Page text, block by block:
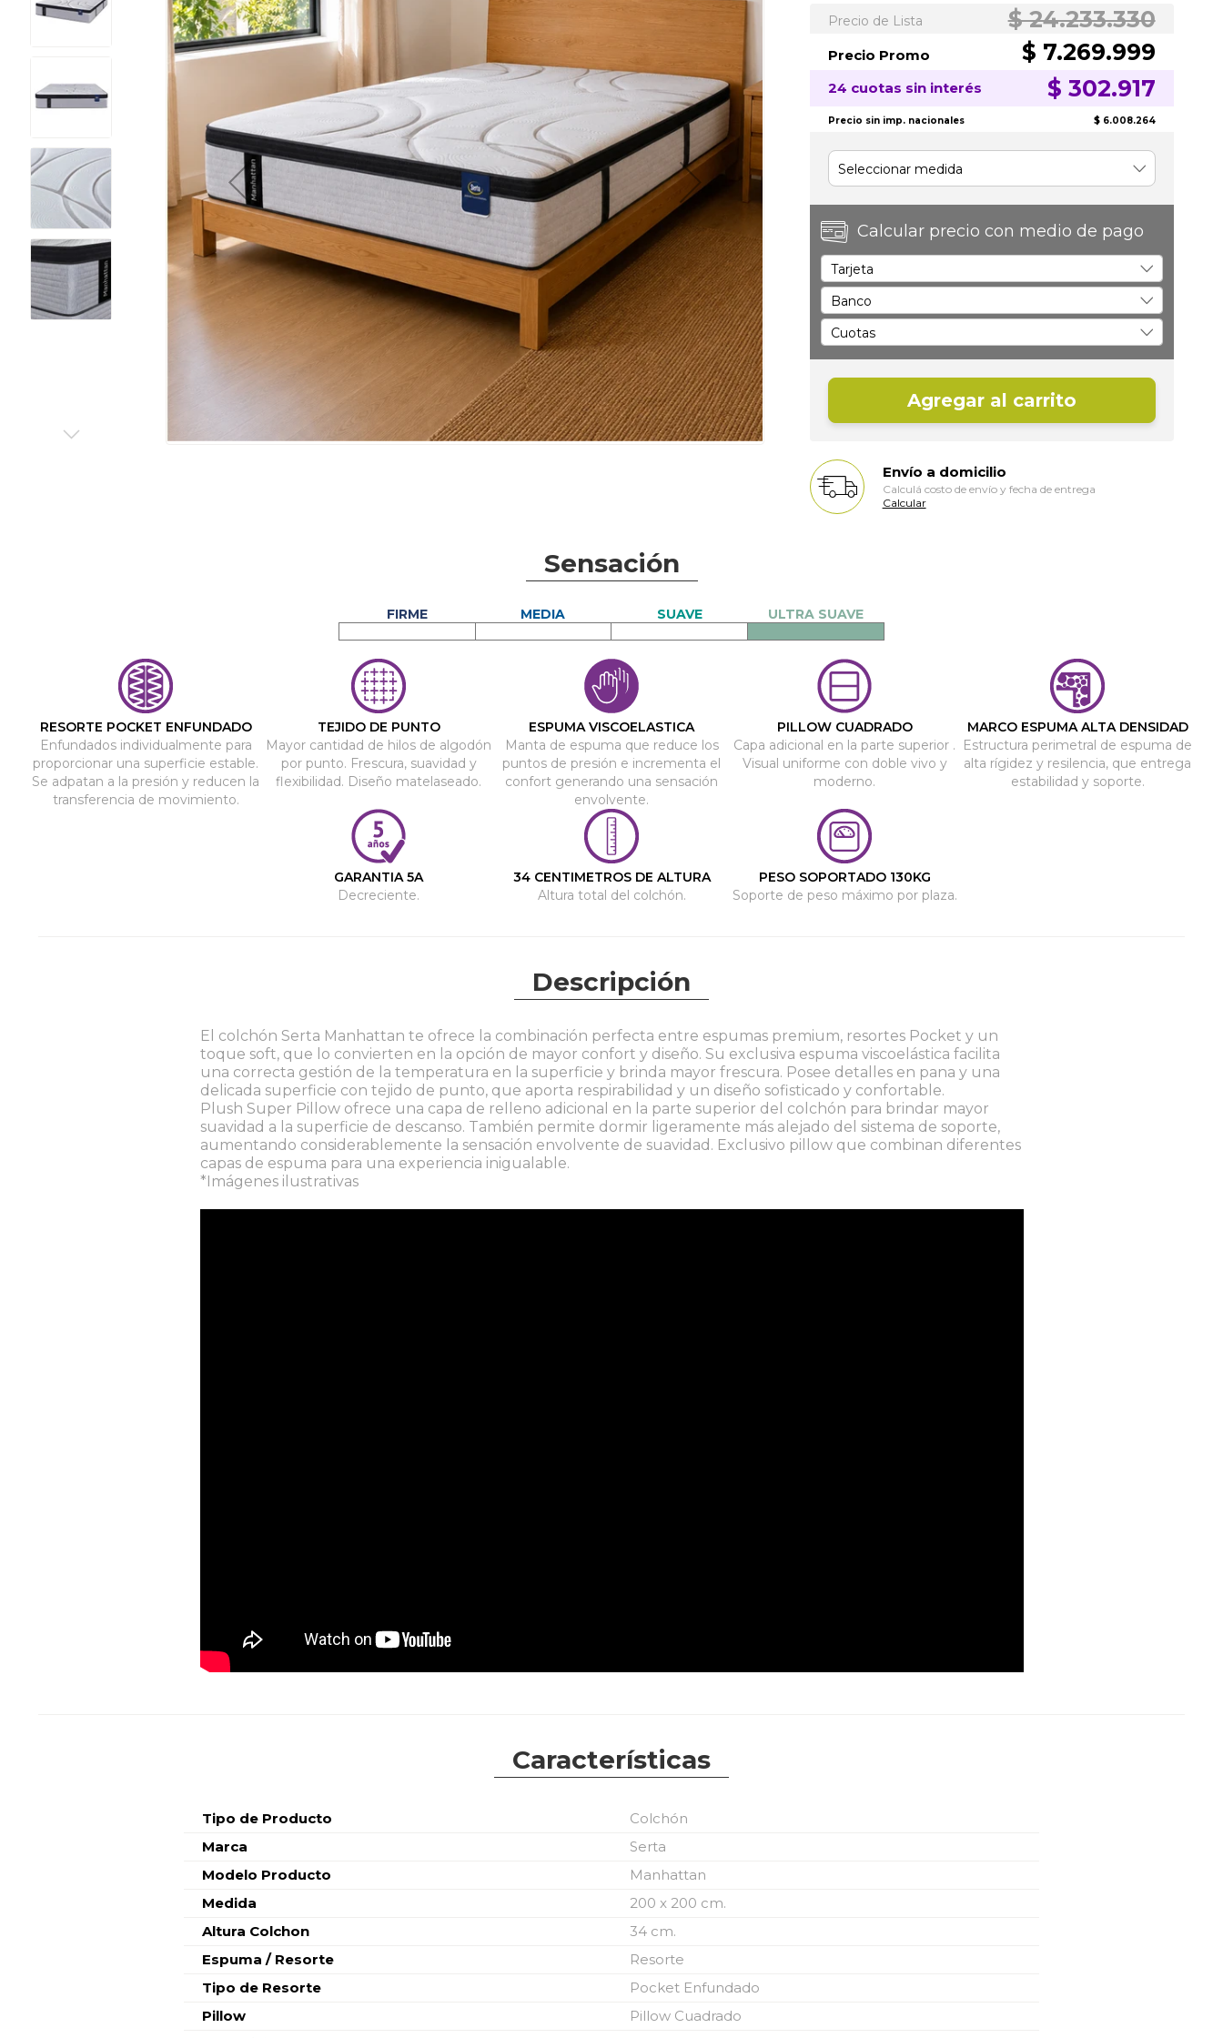
Precio de Lista $ 24.233.330
Precio Promo $ 7.269.999
24 cuotas sin interés $ 302.917
Precio sin imp. nacionales $ 6.008.264
Calcular precio con medio de pago
Agregar al carrito
Envío a domicilio
Calculá costo de envío y fecha de entrega
Calcular
Sensación
RESORTE POCKET ENFUNDADO
Enfundados individualmente para
proporcionar una superficie estable.
Se adpatan a la presión y reducen la
transferencia de movimiento.
TEJIDO DE PUNTO
Mayor cantidad de hilos de algodón
por punto. Frescura, suavidad y
flexibilidad. Diseño matelaseado.
ESPUMA VISCOELASTICA
Manta de espuma que reduce los
puntos de presión e incrementa el
confort generando una sensación
envolvente.
PILLOW CUADRADO
Capa adicional en la parte superior .
Visual uniforme con doble vivo y
moderno.
MARCO ESPUMA ALTA DENSIDAD
Estructura perimetral de espuma de
alta rígidez y resilencia, que entrega
estabilidad y soporte.
GARANTIA 5A
Decreciente.
34 CENTIMETROS DE ALTURA
Altura total del colchón.
PESO SOPORTADO 130KG
Soporte de peso máximo por plaza.
Descripción
El colchón Serta Manhattan te ofrece la combinación perfecta entre espumas premium, resortes Pocket y un
toque soft, que lo convierten en la opción de mayor confort y diseño. Su exclusiva espuma viscoelástica facilita
una correcta gestión de la temperatura en la superficie y brinda mayor frescura. Posee detalles en pana y una
delicada superficie con tejido de punto, que aporta respirabilidad y un diseño sofisticado y confortable.
Plush Super Pillow ofrece una capa de relleno adicional en la parte superior del colchón para brindar mayor
suavidad a la superficie de descanso. También permite dormir ligeramente más alejado del sistema de soporte,
aumentando considerablemente la sensación envolvente de suavidad. Exclusivo pillow que combinan diferentes
capas de espuma para una experiencia inigualable.
*Imágenes ilustrativas
Características
Características
Tipo de Producto
Colchón
Marca
Serta
Modelo Producto
Manhattan
Medida
200 x 200 cm.
Altura Colchon
34 cm.
Espuma / Resorte
Resorte
Tipo de Resorte
Pocket Enfundado
Pillow
Pillow Cuadrado